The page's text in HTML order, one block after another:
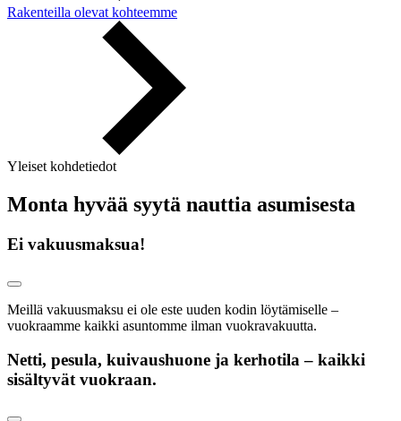
Rakenteilla olevat kohteemme
Yleiset kohdetiedot
Monta hyvää syytä nauttia asumisesta
Ei vakuusmaksua!
Meillä vakuusmaksu ei ole este uuden kodin löytämiselle –
vuokraamme kaikki asuntomme ilman vuokravakuutta.
Netti, pesula, kuivaushuone ja kerhotila – kaikki
sisältyvät vuokraan.